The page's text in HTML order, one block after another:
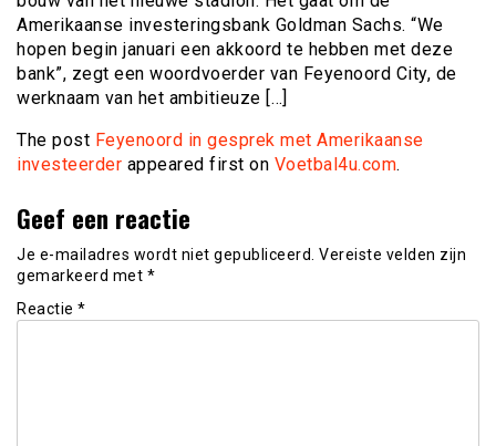
Amerikaanse investeringsbank Goldman Sachs. “We
hopen begin januari een akkoord te hebben met deze
bank”, zegt een woordvoerder van Feyenoord City, de
werknaam van het ambitieuze […]
The post Feyenoord in gesprek met Amerikaanse
investeerder appeared first on Voetbal4u.com.
Geef een reactie
Je e-mailadres wordt niet gepubliceerd. Vereiste velden zijn
gemarkeerd met *
Reactie *